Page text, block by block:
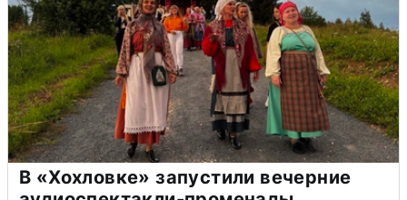
В «Хохловке» запустили вечерние